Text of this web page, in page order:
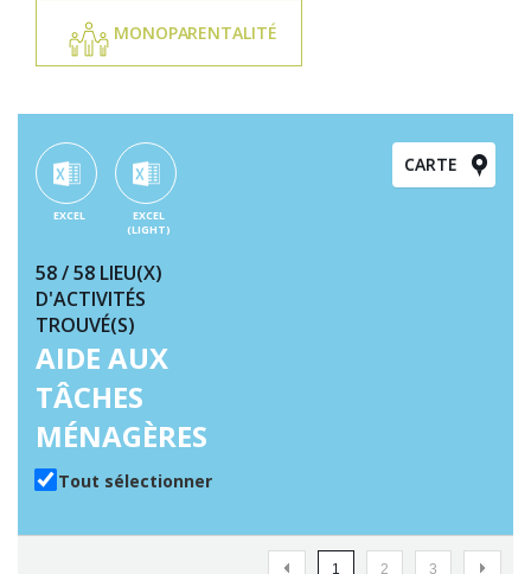
MONOPARENTALITÉ
CARTE
EXCEL
EXCEL
(LIGHT)
58/ 58 LIEU(X)
D'ACTIVITÉS
TROUVÉ(S)
AIDE AUX
TÂCHES
MÉNAGÈRES
Tout sélectionner
1 (CURRENT)
2 (CURRENT)
3 (CURRENT)